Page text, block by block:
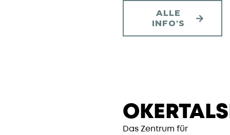
ALLE
INFO'S
Das Zentrum für